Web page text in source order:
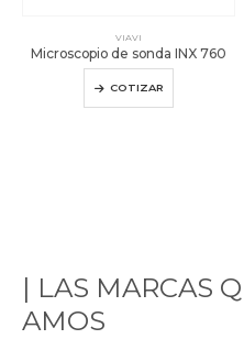
VIAVI
Microscopio de sonda INX 760
COTIZAR
| LAS MARCAS Q
AMOS